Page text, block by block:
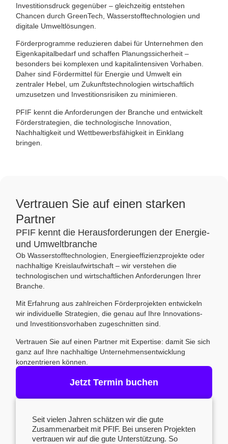
Investitionsdruck gegenüber – gleichzeitig entstehen
Chancen durch GreenTech, Wasserstofftechnologien und
digitale Umweltlösungen.
Förderprogramme reduzieren dabei für Unternehmen den
Eigenkapitalbedarf und schaffen Planungssicherheit –
besonders bei komplexen und kapitalintensiven Vorhaben.
Daher sind Fördermittel für Energie und Umwelt ein
zentraler Hebel, um Zukunftstechnologien wirtschaftlich
umzusetzen und Investitionsrisiken zu minimieren.
PFIF kennt die Anforderungen der Branche und entwickelt
Förderstrategien, die technologische Innovation,
Nachhaltigkeit und Wettbewerbsfähigkeit in Einklang
bringen.
Vertrauen Sie auf einen starken
Partner
PFIF kennt die Herausforderungen der Energie-
und Umweltbranche
Ob Wasserstofftechnologien, Energieeffizienzprojekte oder
nachhaltige Kreislaufwirtschaft – wir verstehen die
technologischen und wirtschaftlichen Anforderungen Ihrer
Branche.
Mit Erfahrung aus zahlreichen Förderprojekten entwickeln
wir individuelle Strategien, die genau auf Ihre Innovations-
und Investitionsvorhaben zugeschnitten sind.
Vertrauen Sie auf einen Partner mit Expertise: damit Sie sich
ganz auf Ihre nachhaltige Unternehmensentwicklung
konzentrieren können.
Jetzt Termin buchen
Seit vielen Jahren schätzen wir die gute
Zusammenarbeit mit PFIF. Bei unseren Projekten
vertrauen wir auf die gute Unterstützung. So